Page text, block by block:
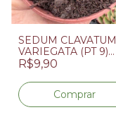
SEDUM CLAVATUM
VARIEGATA (PT 9)
Pequeno
R$9,90